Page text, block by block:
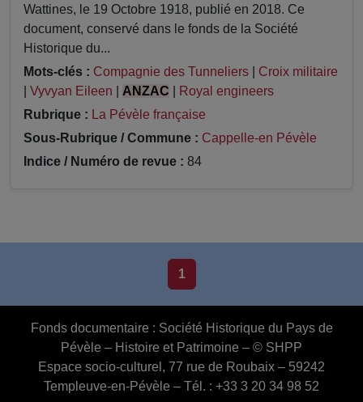
Wattines, le 19 Octobre 1918, publié en 2018. Ce
document, conservé dans le fonds de la Société
Historique du...
Mots-clés : Compagnie des Tunneliers
Croix militaire
Vyvyan Eileen ANZAC
Royal engineers
Rubrique : La Pévèle française
Sous-Rubrique / Commune : Cappelle-en Pévèle
Indice / Numéro de revue : 84
1
Fonds documentaire : Société Historique du Pays de
Pévèle – Histoire et Patrimoine – © SHPP
Espace socio-culturel, 77 rue de Roubaix – 59242
Templeuve-en-Pévèle – Tél. : +33 3 20 34 98 52